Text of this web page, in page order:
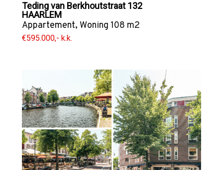
Teding van Berkhoutstraat 132
HAARLEM
Appartement, Woning 108 m2
€595.000,- k.k.